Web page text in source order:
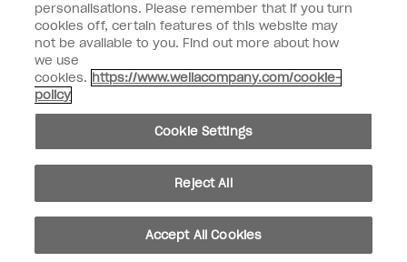
facebookinstagramyoutube
Ne pas partager ou vendre des informations personnelles
Loi californienne sur la transparence des chaînes d'approvisionnement
© Copyright 2024, Wella Operations US LLC, Tous droits réservés.
personalisations. Please remember that if you turn
cookies off, certain features of this website may
not be available to you. Find out more about how
we use
cookies. https://www.wellacompany.com/cookie-
policy
Cookie Settings
Reject All
Accept All Cookies